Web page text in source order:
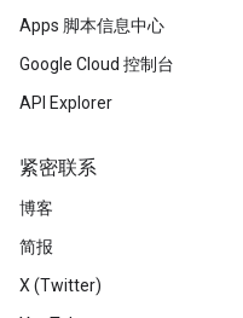
Apps 脚本信息中心
Google Cloud 控制台
API Explorer
紧密联系
博客
简报
X (Twitter)